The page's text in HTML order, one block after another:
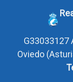
G33033127
Oviedo